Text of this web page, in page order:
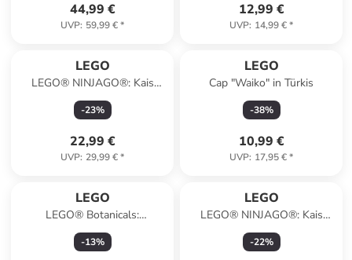
44,99 €
UVP: 59,99 €*
12,99 €
UVP: 14,99 €*
LEGO
LEGO® NINJAGO®: Kais
Feuermech - ab 7 Jahren
-23%
22,99 €
UVP: 29,99 €*
LEGO
Cap "Waiko" in Türkis
-38%
10,99 €
UVP: 17,95 €*
LEGO
LEGO® Botanicals:
Kirschblüten - ab 8 Jahren
-13%
LEGO
LEGO® NINJAGO®: Kais
Sturmreiter-Mech - ab 7
Jahren
-22%